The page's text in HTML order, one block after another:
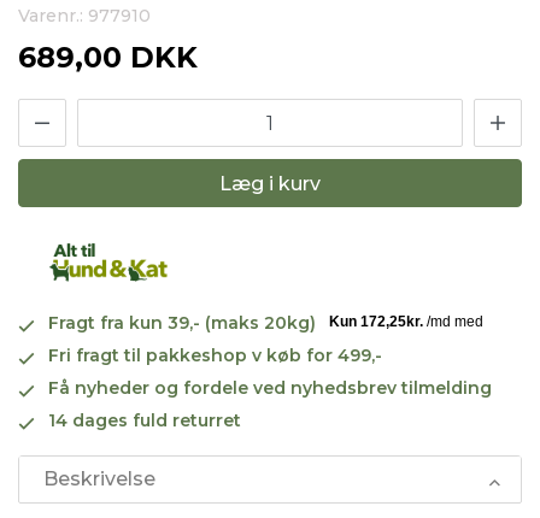
Varenr.: 977910
689,00 DKK
Læg i kurv
Fragt fra kun 39,- (maks 20kg)
Fri fragt til pakkeshop v køb for 499,-
Få nyheder og fordele ved nyhedsbrev tilmelding
14 dages fuld returret
Beskrivelse